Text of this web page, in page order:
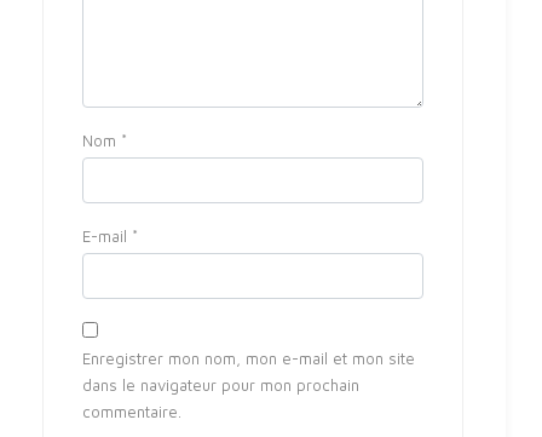
Nom *
E-mail *
Enregistrer mon nom, mon e-mail et mon site
dans le navigateur pour mon prochain
commentaire.